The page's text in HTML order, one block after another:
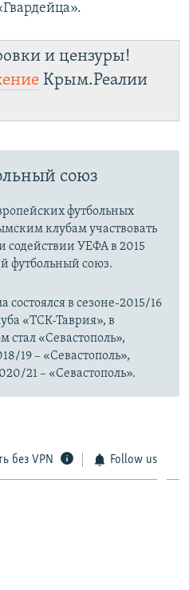
и цензуры!
Крым.Реалии
союз
футбольных
клубам участвовать
содействии УЕФА в 2015
футбольный союз.
в сезоне-2015/16
«ТСК-Таврия», в
стал «Севастополь»,
19 – «Севастополь»,
21 – «Севастополь».
без VPN Follow us